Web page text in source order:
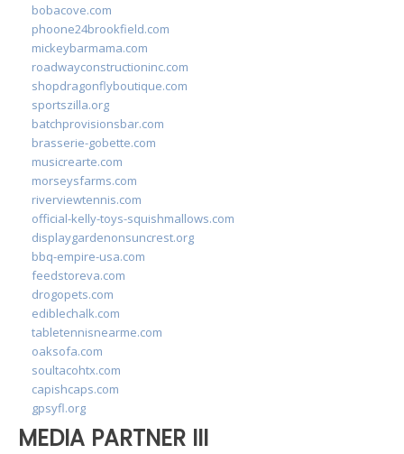
bobacove.com
phoone24brookfield.com
mickeybarmama.com
roadwayconstructioninc.com
shopdragonflyboutique.com
sportszilla.org
batchprovisionsbar.com
brasserie-gobette.com
musicrearte.com
morseysfarms.com
riverviewtennis.com
official-kelly-toys-squishmallows.com
displaygardenonsuncrest.org
bbq-empire-usa.com
feedstoreva.com
drogopets.com
ediblechalk.com
tabletennisnearme.com
oaksofa.com
soultacohtx.com
capishcaps.com
gpsyfl.org
MEDIA PARTNER III